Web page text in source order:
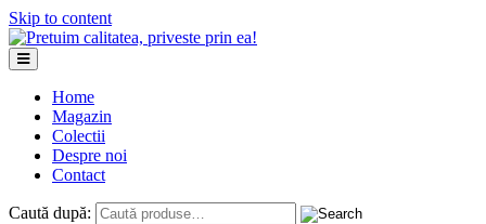
Skip to content
Home
Magazin
Colectii
Despre noi
Contact
Caută după: